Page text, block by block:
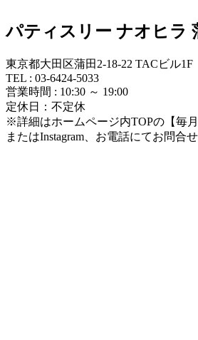
パティスリー ナオヒラ
東京都大田区蒲田2-18-22 TACビル1F
TEL : 03-6424-5033
営業時間 : 10:30 ～ 19:00
定休日：不定休
※詳細はホームページ内TOPの【毎月
またはInstagram、お電話にてお問合